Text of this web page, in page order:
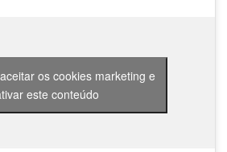
os cookies marketing e
este conteúdo